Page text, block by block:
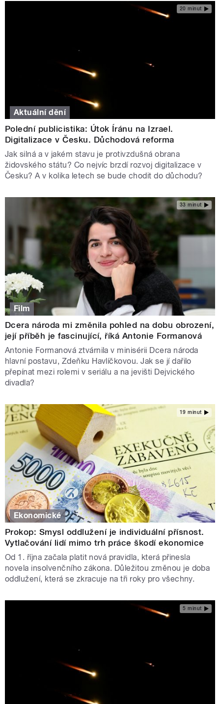
20 minut
Aktuální dění
Polední publicistika: Útok Íránu na Izrael.
Digitalizace v Česku. Důchodová reforma
Jak silná a v jakém stavu je protivzdušná obrana
židovského státu? Co nejvíc brzdí rozvoj digitalizace v
Česku? A v kolika letech se bude chodit do důchodu?
33 minut
Film
Dcera národa mi změnila pohled na dobu obrození,
její příběh je fascinující, říká Antonie Formanová
Antonie Formanová ztvárnila v minisérii Dcera národa
hlavní postavu, Zdeňku Havlíčkovou. Jak se jí dařilo
přepínat mezi rolemi v seriálu a na jevišti Dejvického
divadla?
19 minut
Ekonomické
Prokop: Smysl oddlužení je individuální přísnost.
Vytlačování lidí mimo trh práce škodí ekonomice
Od 1. října začala platit nová pravidla, která přinesla
novela insolvenčního zákona. Důležitou změnou je doba
oddlužení, která se zkracuje na tři roky pro všechny.
5 minut